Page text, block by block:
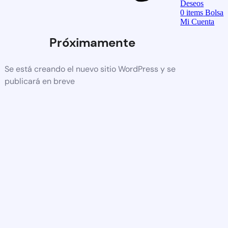
Próximamente
Se está creando el nuevo sitio WordPress y se
publicará en breve
Deseos
0items Bolsa
Mi Cuenta